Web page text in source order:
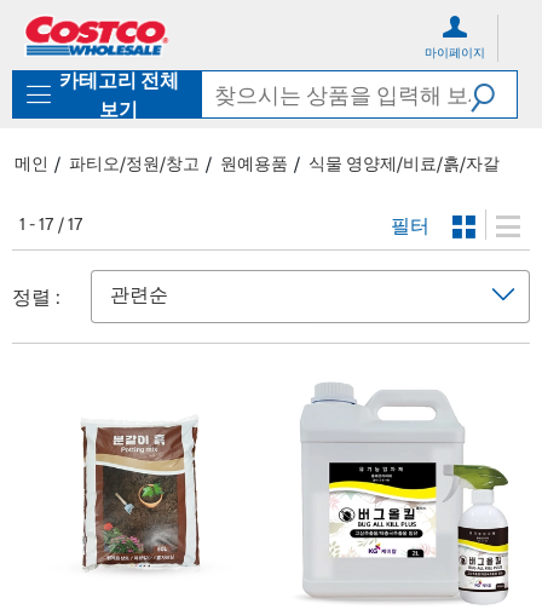
로
기
가
마이페이지
카테고리 전체
보기
메인 파티오/정원/창고 원예용품 식물 영양제/비료/흙/자갈
1 - 17 / 17 필터
정렬 :